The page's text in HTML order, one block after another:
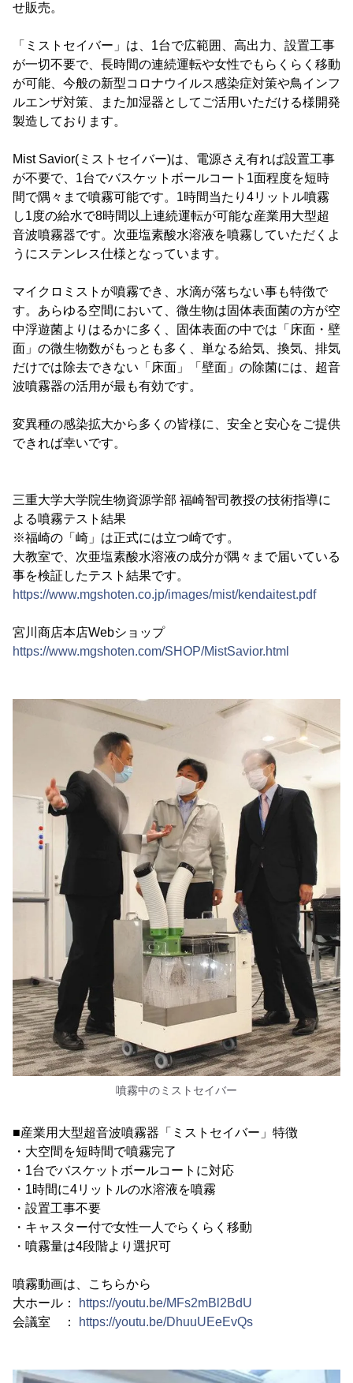
せ販売。
「ミストセイバー」は、1台で広範囲、高出力、設置工事
が一切不要で、長時間の連続運転や女性でもらくらく移動
が可能、今般の新型コロナウイルス感染症対策や鳥インフ
ルエンザ対策、また加湿器としてご活用いただける様開発
製造しております。
Mist Savior(ミストセイバー)は、電源さえ有れば設置工事
が不要で、1台でバスケットボールコート1面程度を短時
間で隅々まで噴霧可能です。1時間当たり4リットル噴霧
し1度の給水で8時間以上連続運転が可能な産業用大型超
音波噴霧器です。次亜塩素酸水溶液を噴霧していただくよ
うにステンレス仕様となっています。
マイクロミストが噴霧でき、水滴が落ちない事も特徴で
す。あらゆる空間において、微生物は固体表面菌の方が空
中浮遊菌よりはるかに多く、固体表面の中では「床面・壁
面」の微生物数がもっとも多く、単なる給気、換気、排気
だけでは除去できない「床面」「壁面」の除菌には、超音
波噴霧器の活用が最も有効です。
変異種の感染拡大から多くの皆様に、安全と安心をご提供
できれば幸いです。
三重大学大学院生物資源学部 福崎智司教授の技術指導に
よる噴霧テスト結果
※福崎の「崎」は正式には立つ崎です。
大教室で、次亜塩素酸水溶液の成分が隅々まで届いている
事を検証したテスト結果です。
https://www.mgshoten.co.jp/images/mist/kendaitest.pdf
宮川商店本店Webショップ
https://www.mgshoten.com/SHOP/MistSavior.html
噴霧中のミストセイバー
■産業用大型超音波噴霧器「ミストセイバー」特徴
・大空間を短時間で噴霧完了
・1台でバスケットボールコートに対応
・1時間に4リットルの水溶液を噴霧
・設置工事不要
・キャスター付で女性一人でらくらく移動
・噴霧量は4段階より選択可
噴霧動画は、こちらから
大ホール：
https://youtu.be/MFs2mBl2BdU
会議室 ：
https://youtu.be/DhuuUEeEvQs